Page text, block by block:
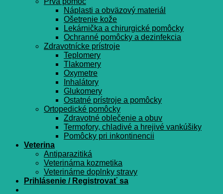
Náplasti a obväzový materiál
Ošetrenie kože
Lekárnička a chirurgické pomôcky
Ochranné pomôcky a dezinfekcia
Zdravotnícke prístroje
Teplomery
Tlakomery
Oxymetre
Inhalátory
Glukomery
Ostatné prístroje a pomôcky
Ortopedické pomôcky
Zdravotné oblečenie a obuv
Termofory, chladivé a hrejivé vankúšiky
Pomôcky pri inkontinencii
Veterina
Antiparazitiká
Veterinárna kozmetika
Veterinárne doplnky stravy
Prihlásenie / Registrovať sa